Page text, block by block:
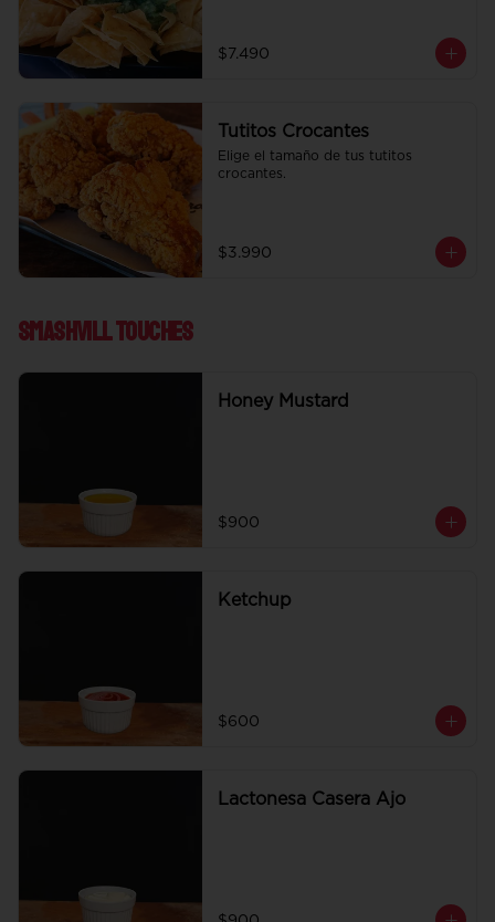
$7.490
Tutitos Crocantes
Elige el tamaño de tus tutitos
crocantes.
$3.990
Smashvill Touches
Honey Mustard
$900
Ketchup
$600
Lactonesa Casera Ajo